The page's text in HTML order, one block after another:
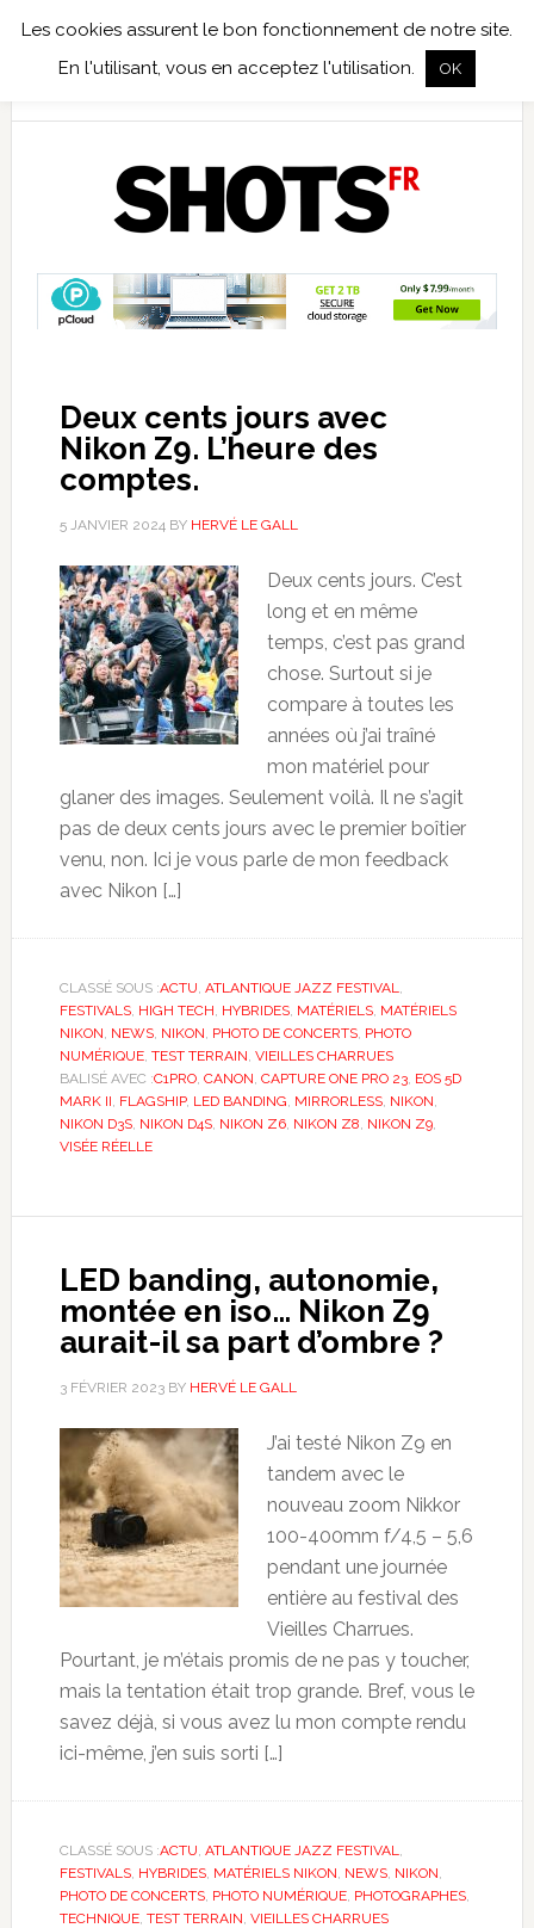
Deux cents jours avec
Nikon Z9. L’heure des
comptes.
5 JANVIER 2024 BY HERVÉ LE GALL
Deux cents jours. C’est
long et en même
temps, c’est pas grand
chose. Surtout si je
compare à toutes les
années où j’ai traîné
mon matériel pour
glaner des images. Seulement voilà. Il ne s’agit
pas de deux cents jours avec le premier boîtier
venu, non. Ici je vous parle de mon feedback
avec Nikon […]
CLASSÉ SOUS :ACTU ATLANTIQUE JAZZ FESTIVAL
FESTIVALS, HIGH TECH HYBRIDES, MATÉRIELS, MATÉRIELS
NIKON NEWS, NIKON PHOTO DE CONCERTS, PHOTO
NUMÉRIQUE, TEST TERRAIN VIEILLES CHARRUES
BALISÉ AVEC :C1PRO, CANON CAPTURE ONE PRO 23, EOS 5D
MARK II FLAGSHIP, LED BANDING MIRRORLESS, NIKON
NIKON D3S, NIKON D4S, NIKON Z6, NIKON Z8 NIKON Z9,
VISÉE RÉELLE
LED banding, autonomie,
montée en iso… Nikon Z9
aurait-il sa part d’ombre ?
3 FÉVRIER 2023BY HERVÉ LE GALL
J’ai testé Nikon Z9 en
tandem avec le
nouveau zoom Nikkor
100-400mm f/4,5 – 5,6
pendant une journée
entière au festival des
Vieilles Charrues.
Pourtant, je m’étais promis de ne pas y toucher,
mais la tentation était trop grande. Bref, vous le
savez déjà, si vous avez lu mon compte rendu
ici-même, j’en suis sorti […]
CLASSÉ SOUS :ACTU ATLANTIQUE JAZZ FESTIVAL
FESTIVALS, HYBRIDES, MATÉRIELS NIKON NEWS, NIKON
PHOTO DE CONCERTS, PHOTO NUMÉRIQUE, PHOTOGRAPHES,
TECHNIQUE, TEST TERRAIN VIEILLES CHARRUES
Les cookies assurent le bon fonctionnement de notre site.
En l'utilisant, vous en acceptez l'utilisation.
OK